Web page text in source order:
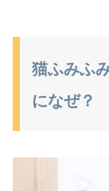
猫ふみふ
になぜ？